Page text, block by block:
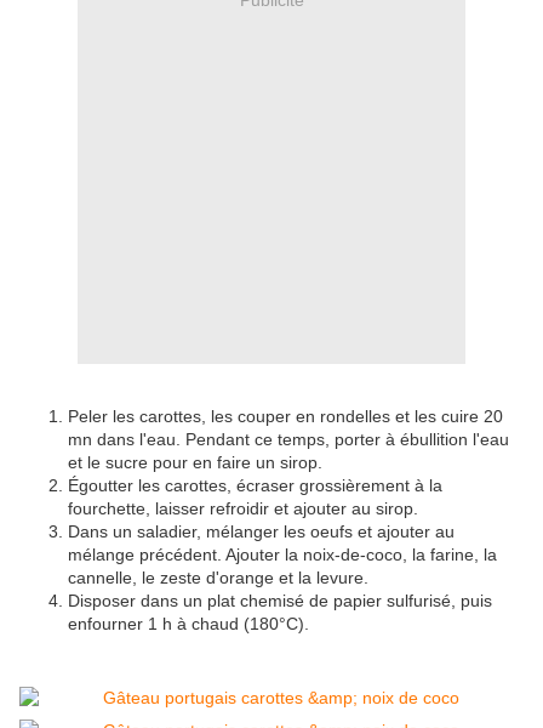
Peler les carottes, les couper en rondelles et les cuire 20
mn dans l'eau. Pendant ce temps, porter à ébullition l'eau
et le sucre pour en faire un sirop.
Égoutter les carottes, écraser grossièrement à la
fourchette, laisser refroidir et ajouter au sirop.
Dans un saladier, mélanger les oeufs et ajouter au
mélange précédent. Ajouter la noix-de-coco, la farine, la
cannelle, le zeste d'orange et la levure.
Disposer dans un plat chemisé de papier sulfurisé, puis
enfourner 1 h à chaud (180°C).